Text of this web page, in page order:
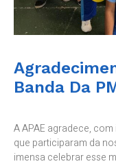
Banda Da
A APAE agradece,
que participaram da
imensa celebrar esse